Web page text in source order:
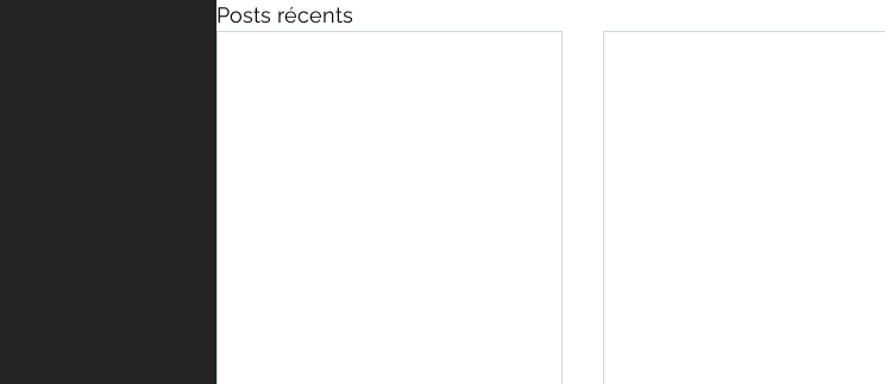
Posts récents